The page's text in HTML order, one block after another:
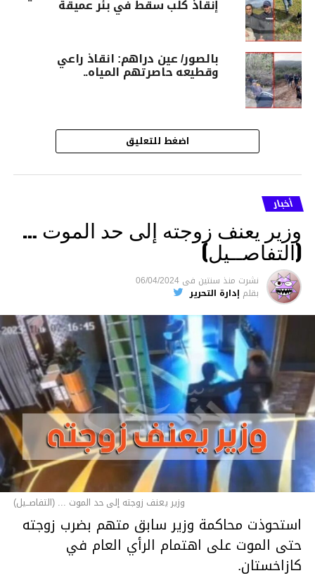
إنقاذ كلب سقط في بئر عميقة
بالصور/ عين دراهم: انقاذ راعي
وقطيعه حاصرتهم المياه..
اضغط للتعليق
أخبار
وزير يعنف زوجته إلى حد الموت …
(التفاصــيل)
نشرت منذ سنتين فى 06/04/2024
بقلم إدارة التحرير
وزير يعنف زوجته إلى حد الموت ... (التفاصــيل)
استحوذت محاكمة وزير سابق متهم بضرب زوجته
حتى الموت على اهتمام الرأي العام في
كازاخستان.